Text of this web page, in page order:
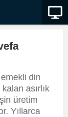
din
asırlık
üretim
Yıllarca